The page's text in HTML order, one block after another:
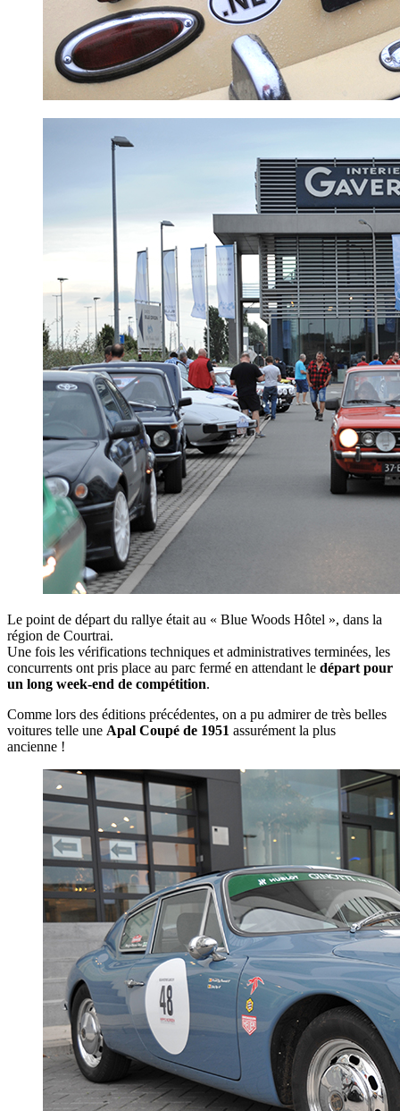
Le point de départ du rallye était au « Blue Woods Hôtel », dans la
région de Courtrai.
Une fois les vérifications techniques et administratives terminées, les
concurrents ont pris place au parc fermé en attendant le départ pour
un long week-end de compétition.
Comme lors des éditions précédentes, on a pu admirer de très belles
voitures telle une Apal Coupé de 1951 assurément la plus
ancienne !